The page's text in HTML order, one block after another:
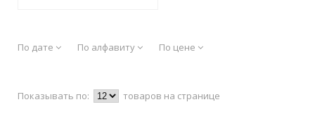
По дате По алфавиту По цене
Показывать по: товаров на странице